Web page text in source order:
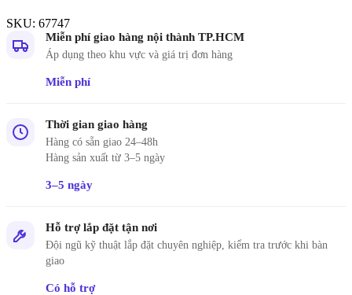
SKU: 67747
Miễn phí giao hàng nội thành TP.HCM
Áp dụng theo khu vực và giá trị đơn hàng
Miễn phí
Thời gian giao hàng
Hàng có sẵn giao 24–48h
Hàng sản xuất từ 3–5 ngày
3–5 ngày
Hỗ trợ lắp đặt tận nơi
Đội ngũ kỹ thuật lắp đặt chuyên nghiệp, kiểm tra trước khi bàn
giao
Có hỗ trợ